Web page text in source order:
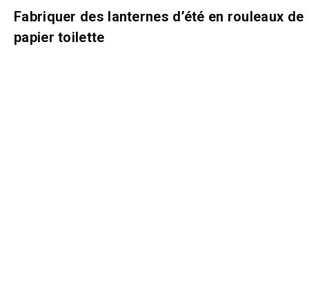
Fabriquer des lanternes d’été en rouleaux de
papier toilette